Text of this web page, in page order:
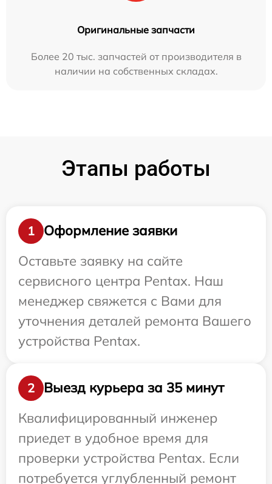
Оригинальные запчасти
Более 20 тыс. запчастей от производителя в
наличии на собственных складах.
Этапы работы
1
Оформление заявки
Оставьте заявку на сайте
сервисного центра Pentax. Наш
менеджер свяжется с Вами для
уточнения деталей ремонта Вашего
устройства Pentax.
2
Выезд курьера за 35 минут
Квалифицированный инженер
приедет в удобное время для
проверки устройства Pentax. Если
потребуется углубленный ремонт